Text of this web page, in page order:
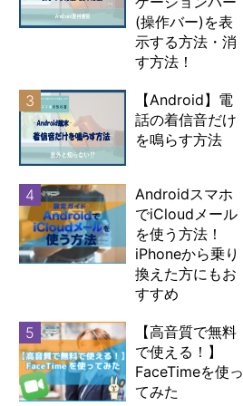
(操作バー)を表
示する方法・消
す方法！
3
【Android】電
話の着信音だけ
を鳴らす方法
4
Androidスマホ
でiCloudメール
を使う方法！
iPhoneから乗り
換えた方にもお
すすめ
5
【高音質で無料
で使える！】
FaceTimeを使っ
てみた